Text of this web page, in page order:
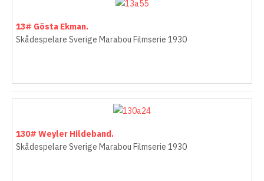
13# Gösta Ekman.
Skådespelare Sverige Marabou Filmserie 1930
130# Weyler Hildeband.
Skådespelare Sverige Marabou Filmserie 1930